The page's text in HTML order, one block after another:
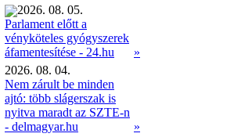
2026. 08. 05.
Parlament előtt a
vényköteles gyógyszerek
áfamentesítése - 24.hu
»
2026. 08. 04.
Nem zárult be minden
ajtó: több slágerszak is
nyitva maradt az SZTE-n
- delmagyar.hu
»